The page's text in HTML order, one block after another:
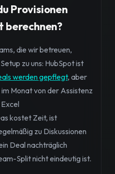
Provisionen
berechnen?
die wir betreuen,
zu uns: HubSpot ist
werden gepflegt, aber
Monat von der Assistenz
kostet Zeit, ist
zu Diskussionen
Deal nachträglich
Split nicht eindeutig ist.